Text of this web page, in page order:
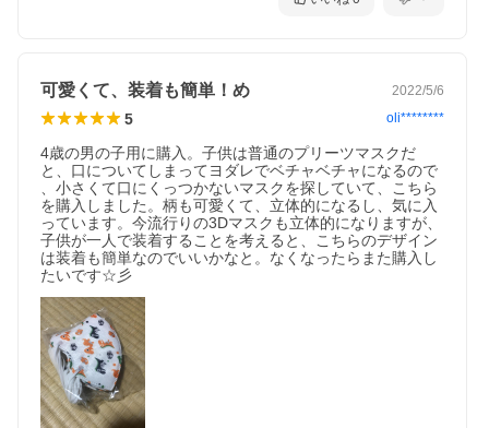
可愛くて、装着も簡単！め 2022/5/6
5 oli********
4歳の男の子用に購入。子供は普通のプリーツマスクだ
と、口についてしまってヨダレでベチャベチャになるので
、小さくて口にくっつかないマスクを探していて、こちら
を購入しました。柄も可愛くて、立体的になるし、気に入
っています。今流行りの3Dマスクも立体的になりますが、
子供が一人で装着することを考えると、こちらのデザイン
は装着も簡単なのでいいかなと。なくなったらまた購入し
たいです☆彡